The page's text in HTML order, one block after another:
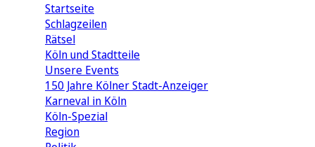
Startseite
Schlagzeilen
Rätsel
Köln und Stadtteile
Unsere Events
150 Jahre Kölner Stadt-Anzeiger
Karneval in Köln
Köln-Spezial
Region